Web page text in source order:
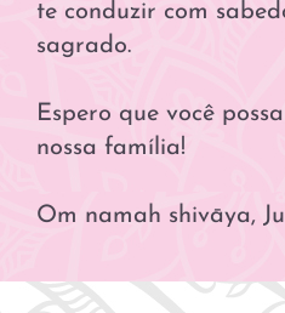
te conduzir com
sagrado.
Espero que você
nossa família!
Om namah shivāya,